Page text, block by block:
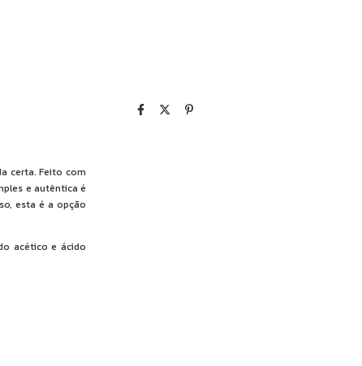
certa. Feito com
e autêntica é
esta é a opção
acético e ácido